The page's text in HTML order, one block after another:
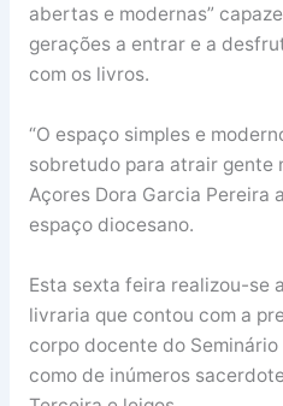
abertas e modernas”
gerações a entrar e a
com os livros.
“O espaço simples e
sobretudo para atrair gente
Açores Dora Garcia Pereira
espaço diocesano.
Esta sexta feira realizou-se
livraria que contou com a
corpo docente do
como de inúmeros